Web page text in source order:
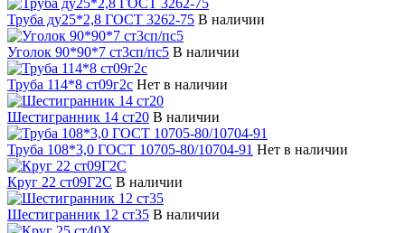
Труба ду25*2,8 ГОСТ 3262-75 В наличии
Уголок 90*90*7 ст3сп/пс5 В наличии
Труба 114*8 ст09г2с Нет в наличии
Шестигранник 14 ст20 В наличии
Труба 108*3,0 ГОСТ 10705-80/10704-91 Нет в наличии
Круг 22 ст09Г2С В наличии
Шестигранник 12 ст35 В наличии